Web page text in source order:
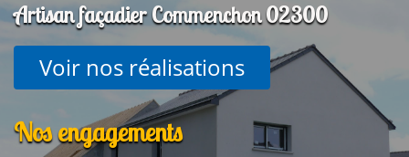
Artisan façadier Commenchon 02300
Voir nos réalisations
Nos engagements